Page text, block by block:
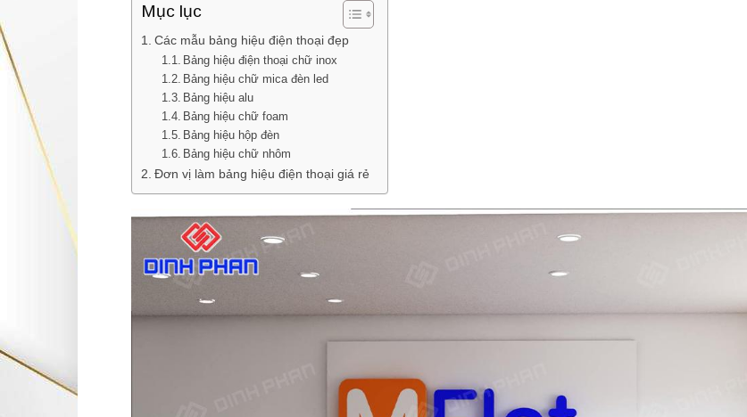
Mục lục
Các mẫu bảng hiệu điện thoại đẹp
Bảng hiệu điện thoại chữ inox
Bảng hiệu chữ mica đèn led
Bảng hiệu alu
Bảng hiệu chữ foam
Bảng hiệu hộp đèn
Bảng hiệu chữ nhôm
Đơn vị làm bảng hiệu điện thoại giá rẻ